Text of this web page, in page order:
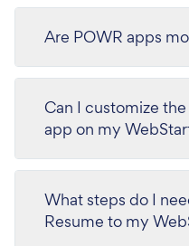
Are POWR apps
Can I customize
app on my
What steps do I
Resume to my